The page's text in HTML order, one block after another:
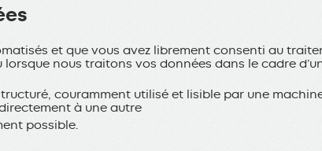
et que vous avez librement consenti au
nous traitons vos données dans le cadre
couramment utilisé et lisible par une
à une autre
possible.